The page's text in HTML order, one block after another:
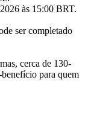
às 15:00 BRT.
ser completado
cerca de 130-
para quem